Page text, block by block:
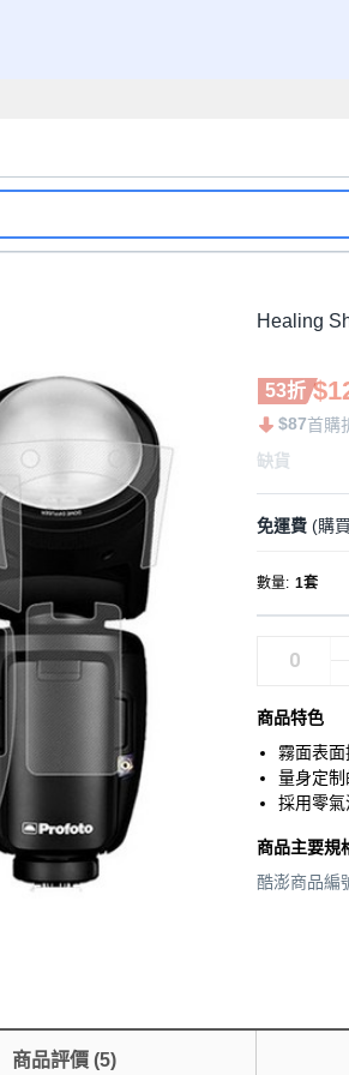
Healing
53折
$87首購
缺貨
免運費 (購
數量: 1套
商品特色
霧面表面
量身定
採用零
商品主要規
酷澎商品編
商品評價(5)